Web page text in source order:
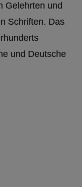
Gelehrten und
Schriften. Das
und Deutsche